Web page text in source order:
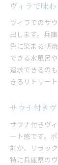
ヴィラで味
ヴィラでのサ
出します。兵
色に染まる朝
できる水風呂
追求できるの
きるリトリー
サウナ付き
サウナ付きヴ
ート感です。
能か、リラッ
特に兵庫県の